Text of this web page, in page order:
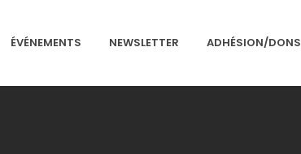
ÉVÉNEMENTS NEWSLETTER ADHÉSION/DONS